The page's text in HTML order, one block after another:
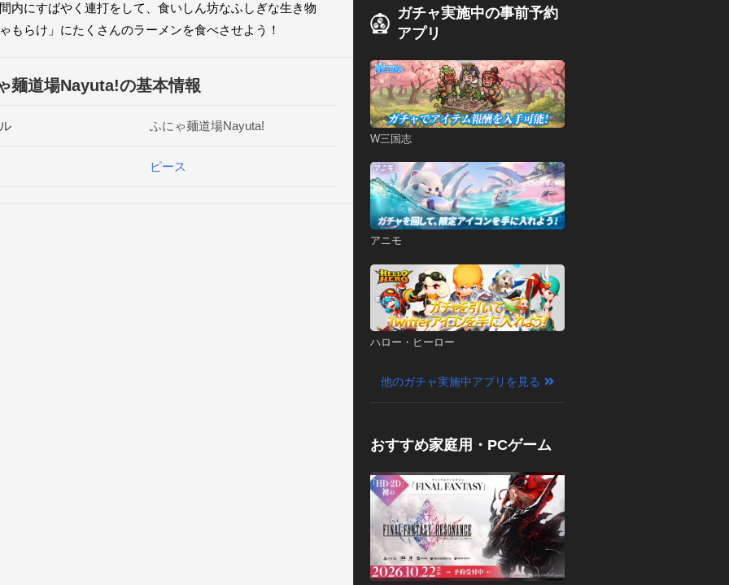
内にすばやく連打をして、食いしん坊なふしぎな生き物
ゃもらけ」にたくさんのラーメンを食べさせよう！
麺道場Nayuta!の基本情報
ふにゃ麺道場Nayuta!
ピース
ガチャ実施中の事前予約
アプリ
W三国志
アニモ
ハロー・ヒーロー
他のガチャ実施中アプリを見る
おすすめ家庭用・PCゲーム